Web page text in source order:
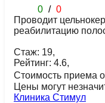
0 / 0
Проводит
реабилитацию
Стаж: 19,
Рейтинг: 4.6,
Стоимость приема
Цены могут
Клиника Стимул